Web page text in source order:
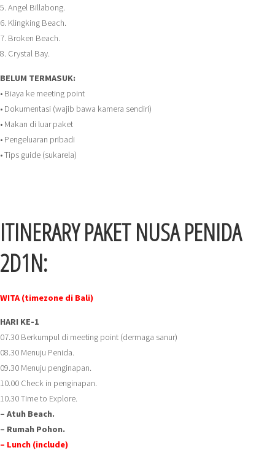
5. Angel Billabong.
6. Klingking Beach.
7. Broken Beach.
8. Crystal Bay.
BELUM TERMASUK:
• Biaya ke meeting point
• Dokumentasi (wajib bawa kamera sendiri)
• Makan di luar paket
• Pengeluaran pribadi
• Tips guide (sukarela)
ITINERARY PAKET NUSA PENIDA
2D1N:
WITA (timezone di Bali)
HARI KE-1
07.30 Berkumpul di meeting point (dermaga sanur)
08.30 Menuju Penida.
09.30 Menuju penginapan.
10.00 Check in penginapan.
10.30 Time to Explore.
– Atuh Beach.
– Rumah Pohon.
– Lunch (include)